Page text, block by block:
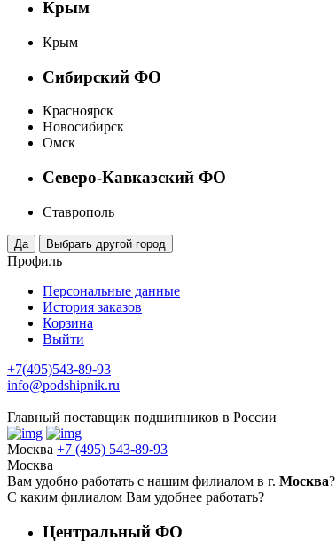
Крым
Крым
Сибирский ФО
Красноярск
Новосибирск
Омск
Северо-Кавказский ФО
Ставрополь
Профиль
Персональные данные
История заказов
Корзина
Выйти
+7(495)543-89-93
info@podshipnik.ru
Главный поставщик подшипников в России
Москва +7 (495) 543-89-93
Москва
Вам удобно работать с нашим филиалом в г. Москва?
С каким филиалом Вам удобнее работать?
Центральный ФО